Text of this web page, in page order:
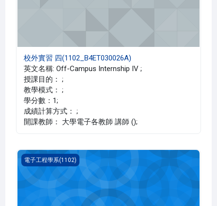
校外實習 四(1102_B4ET030026A)
英文名稱: Off-Campus Internship IV ;
授課目的： ;
教學模式： ;
學分數：1;
成績計算方式： ;
開課教師： 大學電子各教師 講師 ();
校外實習 三(1102_B4ET030025A)
電子工程學系(1102)